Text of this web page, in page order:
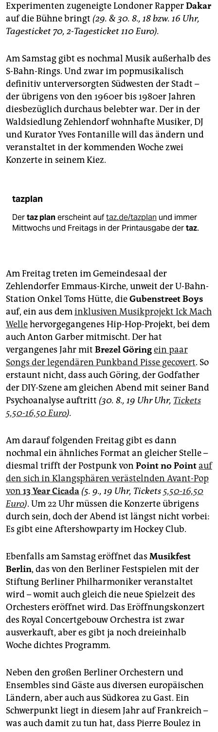
Experimenten zugeneigte Londoner RapperDakar
auf die Bühne bringt (29. & 30. 8., 18 bzw. 16 Uhr,
Tagesticket 70, 2-Tagesticket 110 Euro).
Am Samstag gibt es nochmal Musik außerhalb des
S-Bahn-Rings. Und zwar im popmusikalisch
definitiv unterversorgten Südwesten der Stadt –
der übrigens von den 1960er bis 1980er Jahren
diesbezüglich durchaus belebter war. Der in der
Waldsiedlung Zehlendorf wohnhafte Musiker, DJ
und Kurator Yves Fontanille will das ändern und
veranstaltet in der kommenden Woche zwei
Konzerte in seinem Kiez.
tazplan
Dertaz planerscheint auftaz.de/tazplan und immer
Mittwochs und Freitags in der Printausgabe dertaz.
Am Freitag treten im Gemeindesaal der
Zehlendorfer Emmaus-Kirche, unweit der U-Bahn-
Station Onkel Toms Hütte, dieGubenstreet Boys
auf, ein aus deminklusiven Musikprojekt Ick Mach
Wellehervorgegangenes Hip-Hop-Projekt, bei dem
auch Anton Garber mitmischt. Der hat
vergangenes Jahr mit Brezel Göringein paar
Songs der legendären Punkband Pisse gecovert. So
erstaunt nicht, dass auch Göring, der Godfather
der DIY-Szene am gleichen Abend mit seiner Band
Psychoanalyse auftritt (30. 8., 19 Uhr Uhr, Tickets
5,50-16,50 Euro).
Am darauf folgenden Freitag gibt es dann
nochmal ein ähnliches Format an gleicher Stelle –
diesmal trifft der Postpunk von Point no Pointauf
den sich in Klangsphären verästelnden Avant-Pop
von 13 Year Cicada (5. 9., 19 Uhr, Tickets 5,50-16,50
Euro). Um 22 Uhr müssen die Konzerte übrigens
durch sein, doch der Abend ist längst nicht vorbei:
Es gibt eine Aftershowparty im Hockey Club.
Ebenfalls am Samstag eröffnet das Musikfest
Berlin, das von den Berliner Festspielen mit der
Stiftung Berliner Philharmoniker veranstaltet
wird – womit auch gleich die neue Spielzeit des
Orchesters eröffnet wird. Das Eröffnungskonzert
des Royal Concertgebouw Orchestra ist zwar
ausverkauft, aber es gibt ja noch dreieinhalb
Woche dichtes Programm.
Neben den großen Berliner Orchestern und
Ensembles sind Gäste aus diversen europäischen
Ländern, aber auch aus Südkorea zu Gast. Ein
Schwerpunkt liegt in diesem Jahr auf Frankreich –
was auch damit zu tun hat, dass Pierre Boulez in